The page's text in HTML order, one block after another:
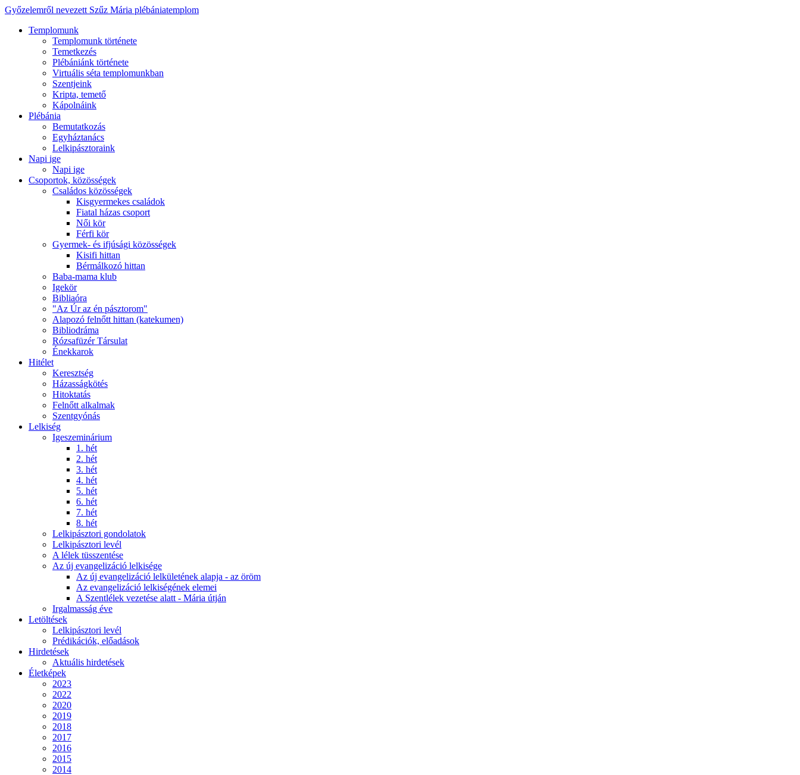
Győzelemről nevezett Szűz Mária plébániatemplom
Templomunk
Templomunk története
Temetkezés
Plébániánk története
Virtuális séta templomunkban
Szentjeink
Kripta, temető
Kápolnáink
Plébánia
Bemutatkozás
Egyháztanács
Lelkipásztoraink
Napi ige
Napi ige
Csoportok, közösségek
Családos közösségek
Kisgyermekes családok
Fiatal házas csoport
Női kör
Férfi kör
Gyermek- és ifjúsági közösségek
Kisifi hittan
Bérmálkozó hittan
Baba-mama klub
Igekör
Bibliaóra
"Az Úr az én pásztorom"
Alapozó felnőtt hittan (katekumen)
Bibliodráma
Rózsafüzér Társulat
Énekkarok
Hitélet
Keresztség
Házasságkötés
Hitoktatás
Felnőtt alkalmak
Szentgyónás
Lelkiség
Igeszeminárium
1. hét
2. hét
3. hét
4. hét
5. hét
6. hét
7. hét
8. hét
Lelkipásztori gondolatok
Lelkipásztori levél
A lélek tüsszentése
Az új evangelizáció lelkisége
Az új evangelizáció lelkületének alapja - az öröm
Az evangelizáció lelkiségének elemei
A Szentlélek vezetése alatt - Mária útján
Irgalmasság éve
Letöltések
Lelkipásztori levél
Prédikációk, előadások
Hirdetések
Aktuális hirdetések
Életképek
2023
2022
2020
2019
2018
2017
2016
2015
2014